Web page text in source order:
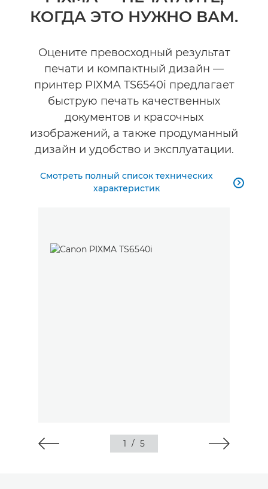
Технические характеристики
КОГДА ЭТО НУЖНО ВАМ.
Оцените превосходный результат
печати и компактный дизайн —
принтер PIXMA TS6540i предлагает
быструю печать качественных
документов и красочных
изображений, а также продуманный
дизайн и удобство и эксплуатации.
Смотреть полный список технических
характеристик

1 / 5